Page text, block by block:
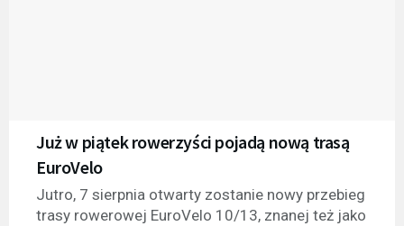
Już w piątek rowerzyści pojadą nową trasą
EuroVelo
Jutro, 7 sierpnia otwarty zostanie nowy przebieg
trasy rowerowej EuroVelo 10/13, znanej też jako